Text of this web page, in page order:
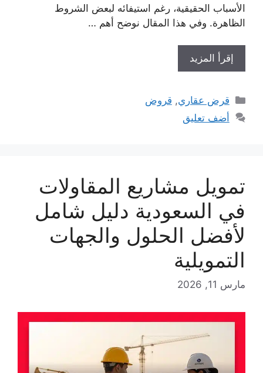
الأسباب الحقيقية، رغم استيفائه لبعض الشروط
الظاهرة. وفي هذا المقال نوضح أهم …
إقرأ المزيد
التصنيفات
قرض عقاري, قروض
أضف تعليق
تمويل مشاريع المقاولات
في السعودية دليل شامل
لأفضل الحلول والجهات
التمويلية
مارس 11, 2026